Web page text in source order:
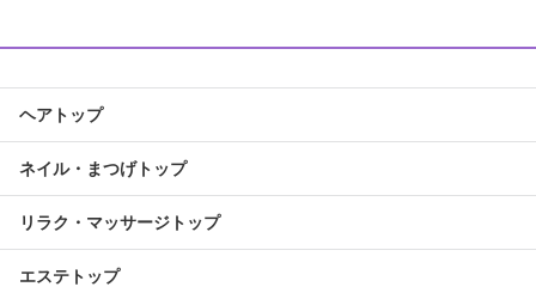
ヘアトップ
ネイル・まつげトップ
リラク・マッサージトップ
エステトップ